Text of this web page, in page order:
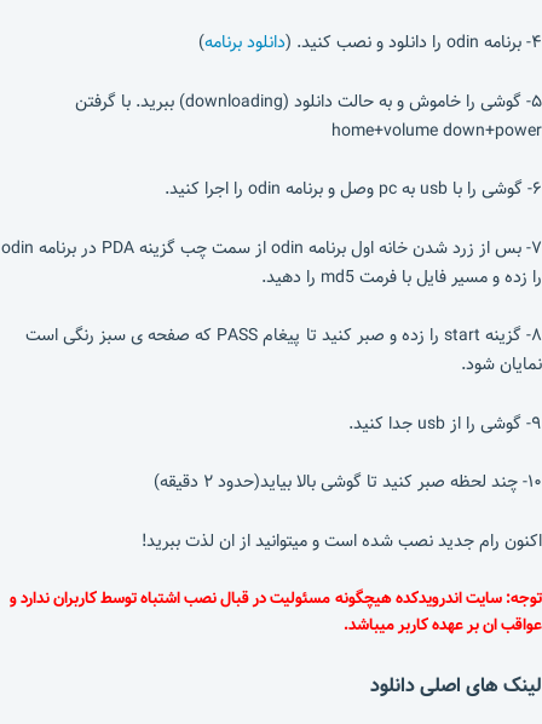
۴- برنامه odin را دانلود و نصب کنید. ( دانلود برنامه)
۵- گوشی را خاموش و به حالت دانلود (downloading) ببرید. با گرفتن
home+volume down+power
۶- گوشی را با usb به pc وصل و برنامه odin را اجرا کنید.
۷- بس از زرد شدن خانه اول برنامه odin از سمت چب گزینه PDA در برنامه odin
را زده و مسیر فایل با فرمت md5 را دهید.
۸- گزینه start را زده و صبر کنید تا پیغام PASS که صفحه ی سبز رنگی است
نمایان شود.
۹- گوشی را از usb جدا کنید.
۱۰- چند لحظه صبر کنید تا گوشی بالا بیاید(حدود ۲ دقیقه)
اکنون رام جدید نصب شده است و میتوانید از ان لذت ببرید!
توجه: سایت اندرویدکده هیچگونه مسئولیت در قبال نصب اشتباه توسط کاربران ندارد و
عواقب ان بر عهده کاربر میباشد.
لینک های اصلی دانلود